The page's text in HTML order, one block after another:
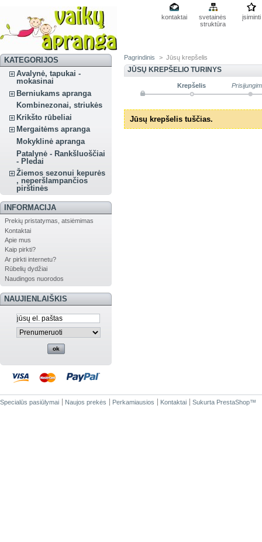
kontaktai
svetainės
struktūra
įsiminti
KATEGORIJOS
Avalynė, tapukai -
mokasinai
Berniukams apranga
Kombinezonai, striukės
Krikšto rūbeliai
Mergaitėms apranga
Mokyklinė apranga
Patalynė - Rankšluoščiai
- Pledai
Žiemos sezonui kepurės
, neperšlampančios
pirštinės
INFORMACIJA
Prekių pristatymas, atsiėmimas
Kontaktai
Apie mus
Kaip pirkti?
Ar pirkti internetu?
Rūbelių dydžiai
Naudingos nuorodos
NAUJIENLAIŠKIS
Pagrindinis > Jūsų krepšelis
JŪSŲ KREPŠELIO TURINYS
Krepšelis
Jūsų krepšelis tuščias.
Specialūs pasiūlymai Naujos prekės Perkamiausios Kontaktai Sukurta PrestaShop™